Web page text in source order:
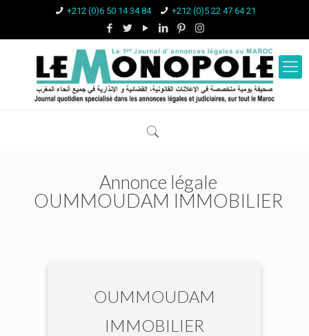
+212 (0)6 50 14 34 84 +212 (0)5 22 47 64 21
Annonce légale
OUMMOUDAM IMMOBILIER
OUMMOUDAM
IMMOBILIER